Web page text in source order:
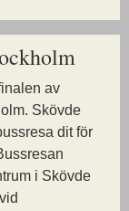
av
Skövde
dit för
i Skövde